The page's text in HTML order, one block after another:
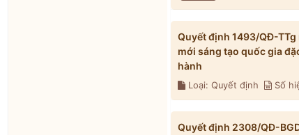
Quyết định 1493/QĐ-
mới sáng tạo quốc gia
hành
Loại: Quyết định Số
Quyết định 2308/QĐ-